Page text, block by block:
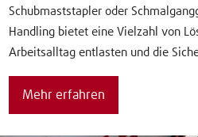
Schubmaststapler oder
Handling bietet eine Vielzahl von
Arbeitsalltag entlasten und die
Mehr erfahren